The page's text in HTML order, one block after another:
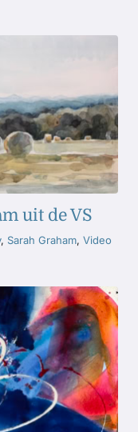
uit de VS
, Sarah Graham, Video